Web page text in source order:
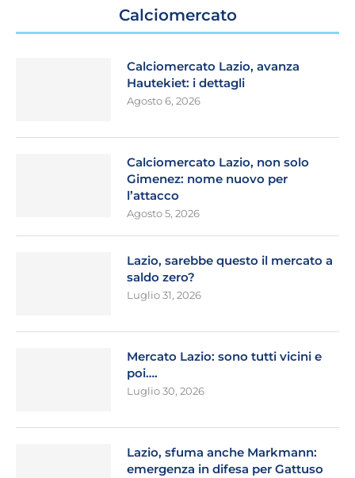
Calciomercato
Calciomercato Lazio, avanza
Hautekiet: i dettagli
Agosto 6, 2026
Calciomercato Lazio, non solo
Gimenez: nome nuovo per
l’attacco
Agosto 5, 2026
Lazio, sarebbe questo il mercato a
saldo zero?
Luglio 31, 2026
Mercato Lazio: sono tutti vicini e
poi….
Luglio 30, 2026
Lazio, sfuma anche Markmann:
emergenza in difesa per Gattuso